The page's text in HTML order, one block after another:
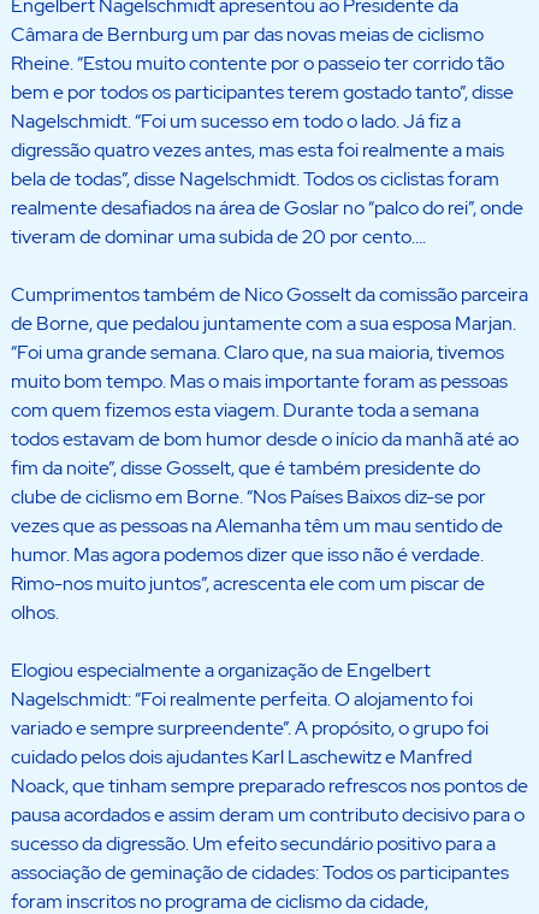
Engelbert Nagelschmidt apresentou ao Presidente da
Câmara de Bernburg um par das novas meias de ciclismo
Rheine. “Estou muito contente por o passeio ter corrido tão
bem e por todos os participantes terem gostado tanto”, disse
Nagelschmidt. “Foi um sucesso em todo o lado. Já fiz a
digressão quatro vezes antes, mas esta foi realmente a mais
bela de todas”, disse Nagelschmidt. Todos os ciclistas foram
realmente desafiados na área de Goslar no “palco do rei”, onde
tiveram de dominar uma subida de 20 por cento….
Cumprimentos também de Nico Gosselt da comissão parceira
de Borne, que pedalou juntamente com a sua esposa Marjan.
“Foi uma grande semana. Claro que, na sua maioria, tivemos
muito bom tempo. Mas o mais importante foram as pessoas
com quem fizemos esta viagem. Durante toda a semana
todos estavam de bom humor desde o início da manhã até ao
fim da noite”, disse Gosselt, que é também presidente do
clube de ciclismo em Borne. “Nos Países Baixos diz-se por
vezes que as pessoas na Alemanha têm um mau sentido de
humor. Mas agora podemos dizer que isso não é verdade.
Rimo-nos muito juntos”, acrescenta ele com um piscar de
olhos.
Elogiou especialmente a organização de Engelbert
Nagelschmidt: “Foi realmente perfeita. O alojamento foi
variado e sempre surpreendente”. A propósito, o grupo foi
cuidado pelos dois ajudantes Karl Laschewitz e Manfred
Noack, que tinham sempre preparado refrescos nos pontos de
pausa acordados e assim deram um contributo decisivo para o
sucesso da digressão. Um efeito secundário positivo para a
associação de geminação de cidades: Todos os participantes
foram inscritos no programa de ciclismo da cidade,